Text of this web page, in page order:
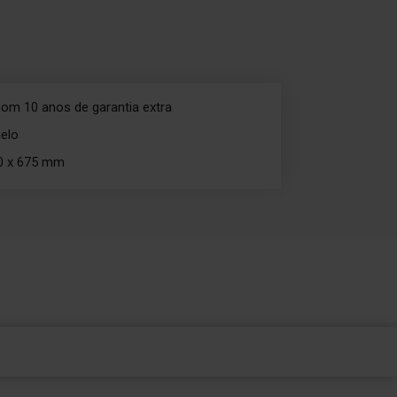
10 anos de garantia extra
x 675 mm